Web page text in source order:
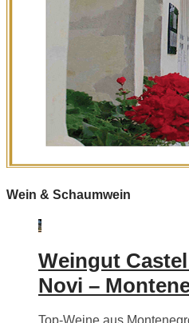
Wein & Schaumwein
Weingut
Novi –
Top-Weine aus